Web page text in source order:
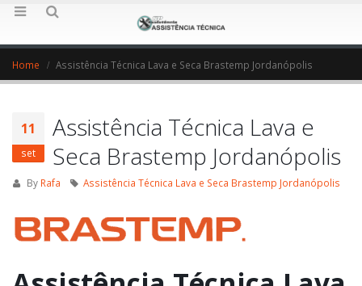
Home Assistência Técnica Lava e Seca Brastemp Jordanópolis
11
set
Assistência Técnica Lava e
Seca Brastemp Jordanópolis
By Rafa Assistência Técnica Lava e Seca Brastemp Jordanópolis